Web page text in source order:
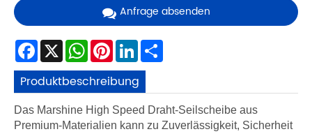
Anfrage absenden
Facebook
X WhatsApp
Pinterest
LinkedIn
Produktbeschreibung
Das Marshine High Speed ​​Draht-Seilscheibe aus
Premium-Materialien kann zu Zuverlässigkeit, Sicherheit